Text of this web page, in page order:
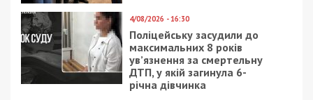
4/08/2026 - 16:30
Поліцейську засудили до
максимальних 8 років
ув’язнення за смертельну
ДТП, у якій загинула 6-
річна дівчинка